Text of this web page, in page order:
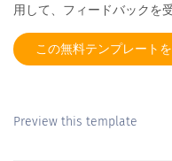
用して、フィードバックを
この無料テンプレート
Preview this template